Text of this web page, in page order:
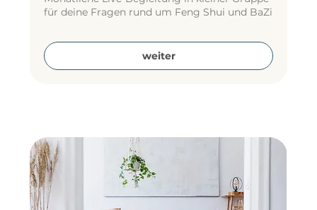
für deine Fragen rund um Feng Shui und BaZi
weiter